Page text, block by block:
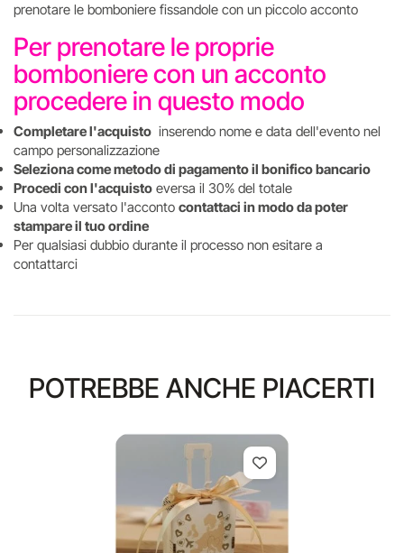
prenotare le bomboniere fissandole con un piccolo acconto
Per prenotare le proprie
bomboniere con un acconto
procedere in questo modo
Completare l'acquisto inserendo nome e data dell'evento nel
campo personalizzazione
Seleziona come metodo di pagamento il bonifico bancario
Procedi con l'acquisto eversa il 30% del totale
Una volta versato l'acconto contattaci in modo da poter
stampare il tuo ordine
Per qualsiasi dubbio durante il processo non esitare a
contattarci
POTREBBE ANCHE PIACERTI